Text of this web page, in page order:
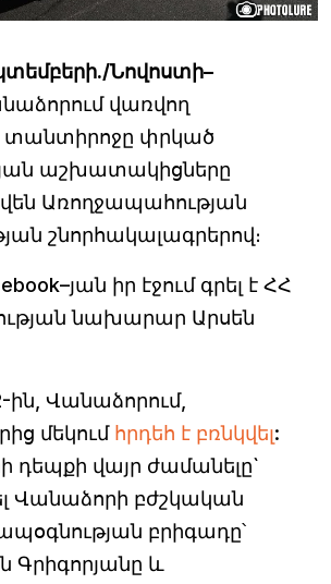
Նովոստի–
վառվող
փրկած
աշխատակիցները
Առողջապահության
շնորհակալագրերով։
իր էջում գրել է ՀՀ
նախարար Արսեն
ին, Վանաձորում,
մեկում հրդեհ է բռնկվել:
դեպքի վայր ժամանելը`
Վանաձորի բժշկական
բրիգադը՝
Գրիգորյանը և